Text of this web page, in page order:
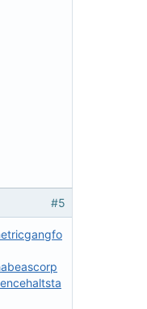
#5
gangfo
haltsta